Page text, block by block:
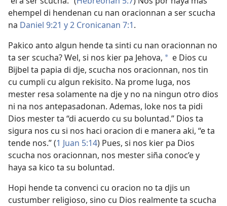
ehempel di hendenan cu nan oracionnan a ser scucha
na Daniel 9:21 y2 Cronicanan 7:1.
Pakico anto algun hende ta sinti cu nan oracionnan no
ta ser scucha? Wel, si nos kier pa Jehova, * e Dios cu
Bijbel ta papia di dje, scucha nos oracionnan, nos tin
cu cumpli cu algun rekisito. Na prome luga, nos
mester resa solamente na dje y no na ningun otro dios
ni na nos antepasadonan. Ademas, loke nos ta pidi
Dios mester ta “di acuerdo cu su boluntad.” Dios ta
sigura nos cu si nos haci oracion di e manera aki, “e ta
tende nos.” (1 Juan 5:14) Pues, si nos kier pa Dios
scucha nos oracionnan, nos mester siña conoc’e y
haya sa kico ta su boluntad.
Hopi hende ta convenci cu oracion no ta djis un
custumber religioso, sino cu Dios realmente ta scucha